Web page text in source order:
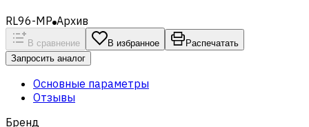
RL96-MP Архив
В сравнение В избранное
Распечатать
Запросить аналог
Основные параметры
Отзывы
Бренд